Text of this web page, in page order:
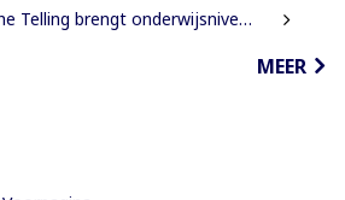
brengt onderwijsniveau landbouwers in kaart
MEER